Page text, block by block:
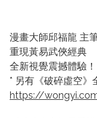
漫畫大師邱福龍 主
重現黃易武俠經典
全新視覺震撼體驗！
* 另有《破碎虛空》
https://